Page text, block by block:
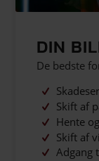
DIN
De bedste
Skift af
Hente
Skift af
Adgang